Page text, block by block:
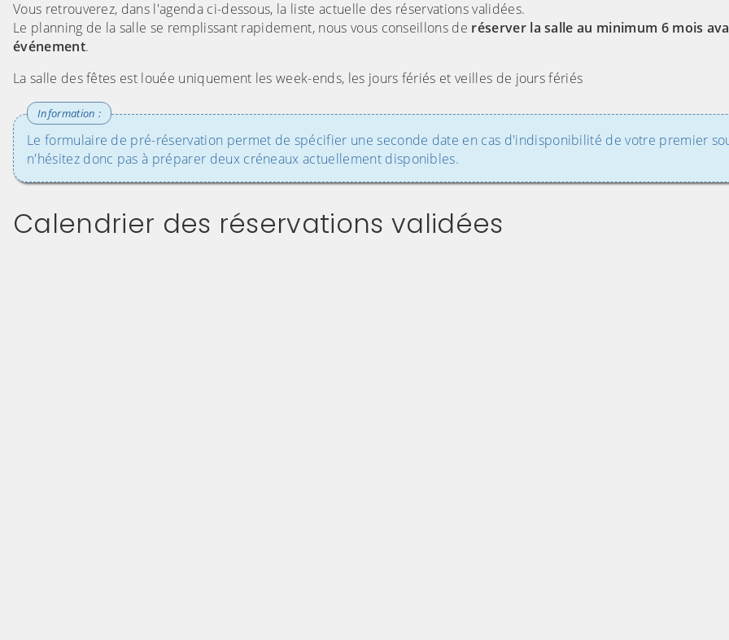
Vous retrouverez, dans l'agenda ci-dessous, la liste actuelle des réservations validées.
Le planning de la salle se remplissant rapidement, nous vous conseillons de réserver la salle au minimum 6 mois
événement.
La salle des fêtes est louée uniquement les week-ends, les jours fériés et veilles de jours fériés
Le formulaire de pré-réservation permet de spécifier une seconde date en cas d'indisponibilité de votre premier
n'hésitez donc pas à préparer deux créneaux actuellement disponibles.
Calendrier des réservations validées